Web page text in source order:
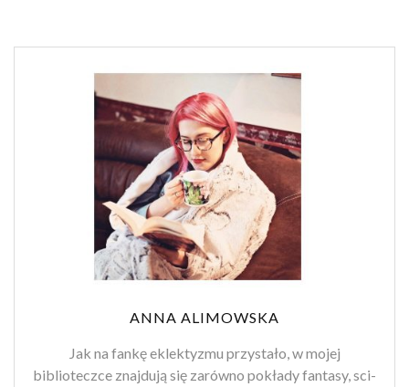
ANNA ALIMOWSKA
Jak na fankę eklektyzmu przystało, w mojej
biblioteczce znajdują się zarówno pokłady fantasy, sci-